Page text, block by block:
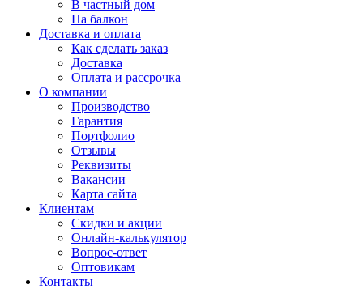
В частный дом
На балкон
Доставка и оплата
Как сделать заказ
Доставка
Оплата и рассрочка
О компании
Производство
Гарантия
Портфолио
Отзывы
Реквизиты
Вакансии
Карта сайта
Клиентам
Скидки и акции
Онлайн-калькулятор
Вопрос-ответ
Оптовикам
Контакты